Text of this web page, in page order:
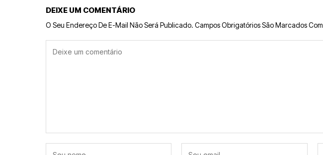
DEIXE UM COMENTÁRIO
O Seu Endereço De E-Mail Não Será Publicado. Campos Obrigatórios São Marcados Com